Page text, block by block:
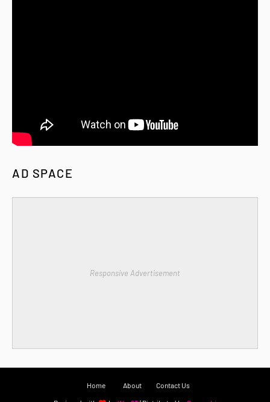
AD SPACE
Responsive Advertisement
Home About Contact Us